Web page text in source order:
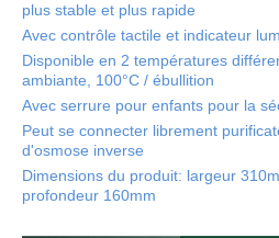
plus stable et plus rapide
Avec contrôle tactile et indicateur
Disponible en 2 températures
ambiante, 100°C / ébullition
Avec serrure pour enfants pour la
Peut se connecter librement
d'osmose inverse
Dimensions du produit: largeur
profondeur 160mm